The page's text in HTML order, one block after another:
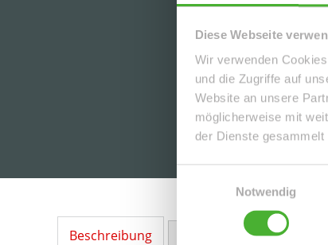
Diese Webseite
Wir verwenden
und die Zugriffe auf
Website an unsere
möglicherweise mit
der Dienste gesammelt
Notwendig
Beschreibung Lage